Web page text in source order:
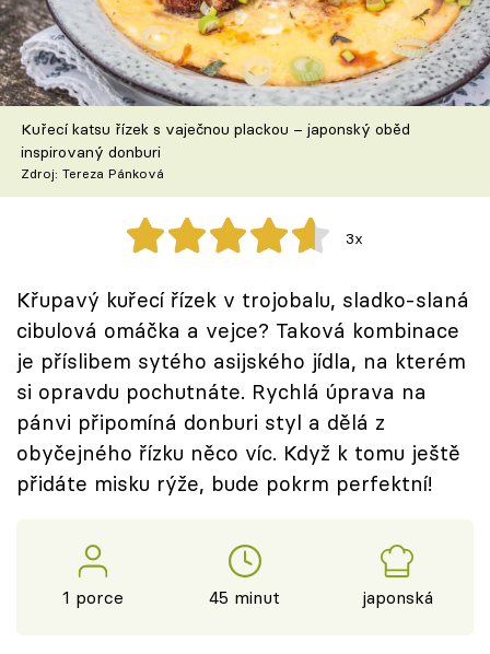
Škola vaření
Recepty z TV
Speciál: Cuketa
Těhotnej kuchař
Sledujte prima+
Přihlášení
Sledujte nás
Kuřecí katsu řízek s vaječnou plackou – japonský oběd
inspirovaný donburi
Zdroj: Tereza Pánková
3x
Křupavý kuřecí řízek v trojobalu, sladko-slaná
cibulová omáčka a vejce? Taková kombinace
je příslibem sytého asijského jídla, na kterém
si opravdu pochutnáte. Rychlá úprava na
pánvi připomíná donburi styl a dělá z
obyčejného řízku něco víc. Když k tomu ještě
přidáte misku rýže, bude pokrm perfektní!
1 porce 45 minut japonská